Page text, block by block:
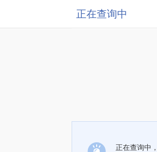
正在查询中
正在查询中